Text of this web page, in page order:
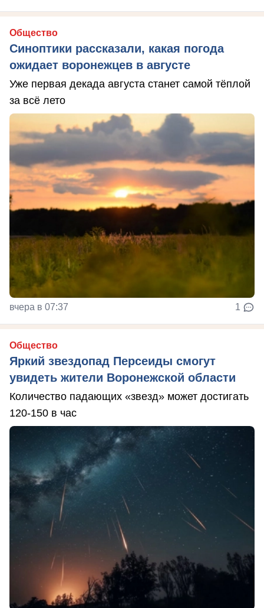
Общество
Синоптики рассказали, какая погода
ожидает воронежцев в августе
Уже первая декада августа станет самой тёплой
за всё лето
вчера в 07:37 1
Общество
Яркий звездопад Персеиды смогут
увидеть жители Воронежской области
Количество падающих «звезд» может достигать
120-150 в час